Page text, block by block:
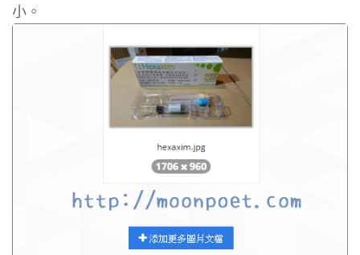
小。